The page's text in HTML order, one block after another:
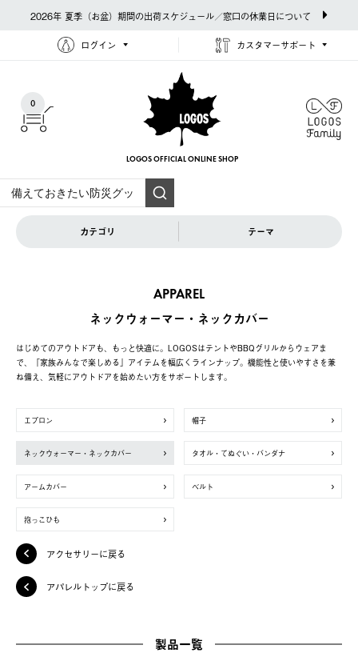
2026年 夏季（お盆）期間の出荷スケジュール／窓口の休業日について
ログイン カスタマーサポート
0
LOGOS OFFICIAL ONLINE SHOP
カテゴリ テーマ
APPAREL
ネックウォーマー・ネックカバー
はじめてのアウトドアも、もっと快適に。LOGOSはテントやBBQグリルからウェアま
で、「家族みんなで楽しめる」アイテムを幅広くラインナップ。機能性と使いやすさを兼
ね備え、気軽にアウトドアを始めたい方をサポートします。
エプロン 帽子
ネックウォーマー・ネックカバー タオル・てぬぐい・バンダナ
アームカバー ベルト
抱っこひも
アクセサリーに戻る
アパレルトップに戻る
製品一覧